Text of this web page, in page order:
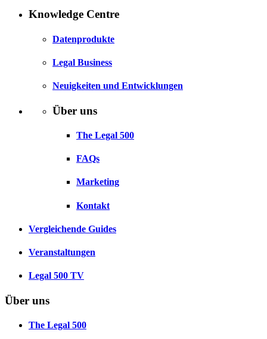
Knowledge Centre
Datenprodukte
Legal Business
Neuigkeiten und Entwicklungen
Über uns
The Legal 500
FAQs
Marketing
Kontakt
Vergleichende Guides
Veranstaltungen
Legal 500 TV
Über uns
The Legal 500